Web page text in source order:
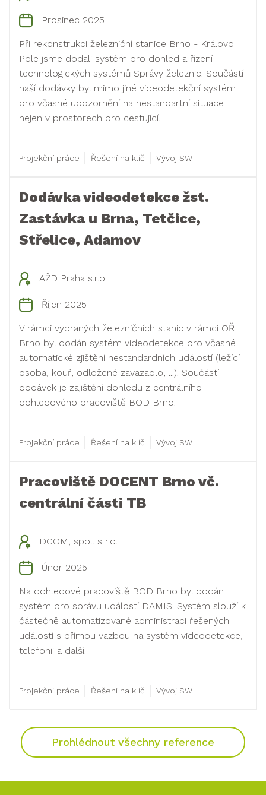
Prosinec 2025
Při rekonstrukci železniční stanice Brno - Královo
Pole jsme dodali systém pro dohled a řízení
technologických systémů Správy železnic. Součástí
naší dodávky byl mimo jiné videodetekční systém
pro včasné upozornění na nestandartní situace
nejen v prostorech pro cestující.
Projekční práce Řešení na klíč Vývoj SW
Dodávka videodetekce žst.
Zastávka u Brna, Tetčice,
Střelice, Adamov
AŽD Praha s.r.o.
Říjen 2025
V rámci vybraných železničních stanic v rámci OŘ
Brno byl dodán systém videodetekce pro včasné
automatické zjištění nestandardních událostí (ležící
osoba, kouř, odložené zavazadlo, ...). Součástí
dodávek je zajištění dohledu z centrálního
dohledového pracoviště BOD Brno.
Projekční práce Řešení na klíč Vývoj SW
Pracoviště DOCENT Brno vč.
centrální části TB
DCOM, spol. s r.o.
Únor 2025
Na dohledové pracoviště BOD Brno byl dodán
systém pro správu událostí DAMIS. Systém slouží k
částečně automatizované administraci řešených
událostí s přímou vazbou na systém videodetekce,
telefonii a další.
Projekční práce Řešení na klíč Vývoj SW
Prohlédnout všechny reference